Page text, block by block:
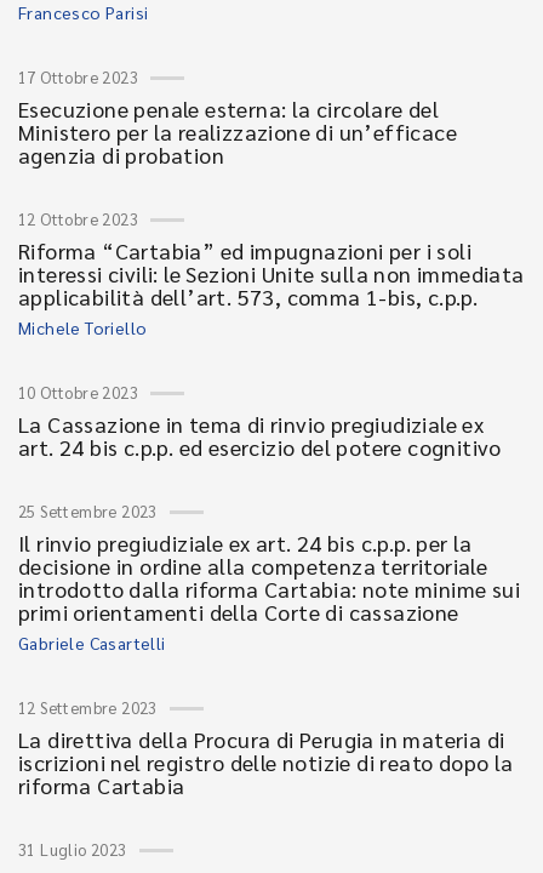
Francesco Parisi
17 Ottobre 2023
Esecuzione penale esterna: la circolare del
Ministero per la realizzazione di un’efficace
agenzia di probation
12 Ottobre 2023
Riforma “Cartabia” ed impugnazioni per i soli
interessi civili: le Sezioni Unite sulla non immediata
applicabilità dell’art. 573, comma 1-bis, c.p.p.
Michele Toriello
10 Ottobre 2023
La Cassazione in tema di rinvio pregiudiziale ex
art. 24 bis c.p.p. ed esercizio del potere cognitivo
25 Settembre 2023
Il rinvio pregiudiziale ex art. 24 bis c.p.p. per la
decisione in ordine alla competenza territoriale
introdotto dalla riforma Cartabia: note minime sui
primi orientamenti della Corte di cassazione
Gabriele Casartelli
12 Settembre 2023
La direttiva della Procura di Perugia in materia di
iscrizioni nel registro delle notizie di reato dopo la
riforma Cartabia
31 Luglio 2023